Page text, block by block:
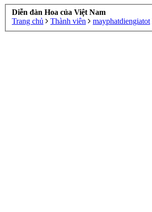
Diễn đàn Hoa của Việt Nam
Trang chủ
Thành viên mayphatdiengiatot